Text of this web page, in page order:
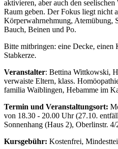
aktivieren, aber auch den
Raum geben. Der Fokus liegt nicht
Körperwahrnehmung, Atemübung,
Bauch, Beinen und Po.
Bitte mitbringen: eine Decke, einen
Stabkerze.
Veranstalter: Bettina Wittkowski,
verwaiste Eltern, klass.
familia Waiblingen, Hebamme im
Termin und Veranstaltungsort:
von 18.30 - 20.00 Uhr (27.10.
Sonnenhang (Haus 2), Oberlinstr.
Kursgebühr: Kostenfrei,